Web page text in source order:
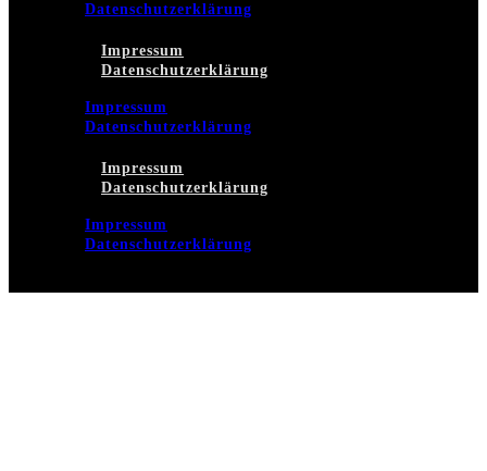
Datenschutzerklärung
Impressum
Datenschutzerklärung
Impressum
Datenschutzerklärung
Impressum
Datenschutzerklärung
Impressum
Datenschutzerklärung